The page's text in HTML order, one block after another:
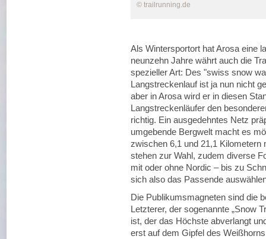
© trailrunning.de
Als Wintersportort hat Arosa eine
neunzehn Jahre währt auch die
spezieller Art: Des "swiss snow
Langstreckenlauf ist ja nun nicht
aber in Arosa wird er in diesen
Langstreckenläufer den
richtig. Ein ausgedehntes Netz
umgebende Bergwelt macht es
zwischen 6,1 und 21,1
stehen zur Wahl, zudem diverse
mit oder ohne Nordic – bis zu
sich also das Passende
Die Publikumsmagneten sind die
Letzterer, der sogenannte „Snow
ist, der das Höchste abverlangt
erst auf dem Gipfel des